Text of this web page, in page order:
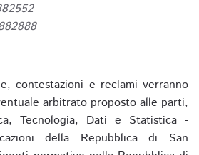
contestazioni e reclami verranno
arbitrato proposto alle parti,
Tecnologia, Dati e Statistica -
della Repubblica di San